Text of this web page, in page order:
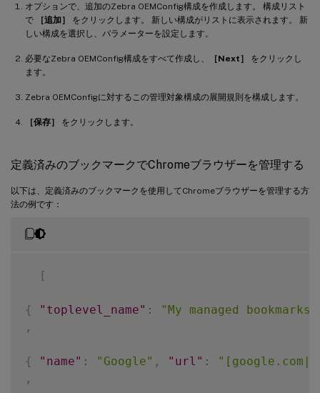
オプションで、追加のZebra OEMConfig構成を作成します。 構成リスト
で
［追加］
をクリックします。 新しい構成がリストに表示されます。 新
しい構成を選択し、パラメーターを設定します。
必要なZebra OEMConfig構成をすべて作成し、 ［Next］
をクリックし
ます。
Zebra OEMConfigに対するこの管理対象構成の展開規則を構成します。
［保存］ をクリックします。
定義済みのブックマークでChromeブラウザーを管理する
以下は、定義済みのブックマークを使用してChromeブラウザーを管理する方
法の例です：
[
{ "toplevel_name" :
"My managed
,
{ "name" : "Google" , "url" :
,